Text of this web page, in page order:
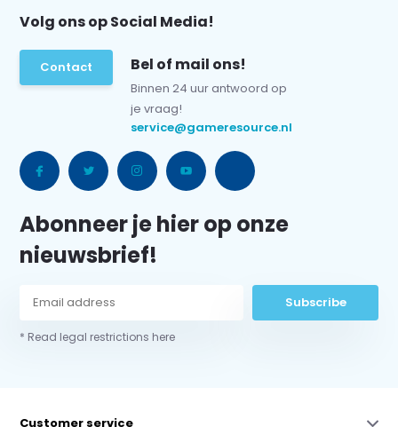
Volg ons op Social Media!
Contact Bel of mail ons!
Binnen 24 uur antwoord op
je vraag!
service@gameresource.nl
Abonneer je hier op onze
nieuwsbrief!
Subscribe
* Read legal restrictions here
Customer service